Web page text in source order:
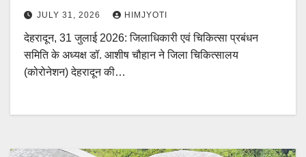
JULY 31, 2026 HIMJYOTI
देहरादून, 31 जुलाई 2026: जिलाधिकारी एवं चिकित्सा प्रबंधन
समिति के अध्यक्ष डॉ. आशीष चौहान ने जिला चिकित्सालय
(कोरोनेशन) देहरादून की…